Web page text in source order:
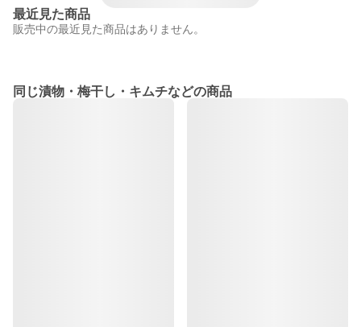
最近見た商品
販売中の最近見た商品はありません。
同じ漬物・梅干し・キムチなどの商品